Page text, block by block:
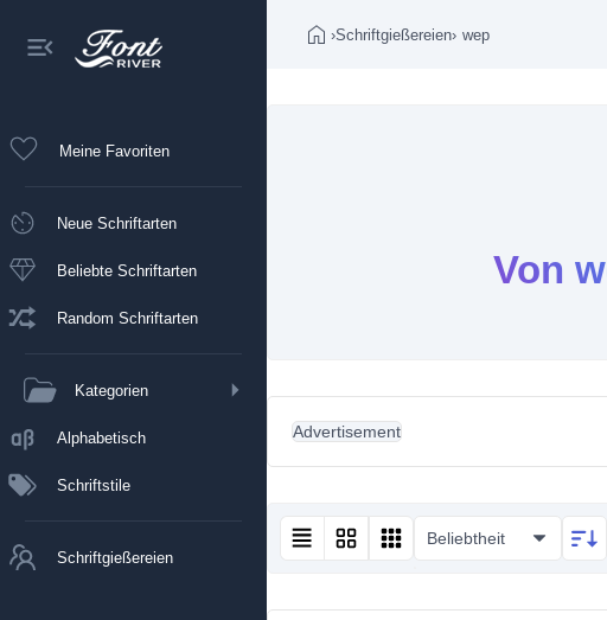
Meine Favoriten
Neue Schriftarten
Beliebte Schriftarten
Random Schriftarten
Kategorien
Alphabetisch
Schriftstile
Schriftgießereien
›Schriftgießereien› wep
Von
Advertisement
Beliebtheit